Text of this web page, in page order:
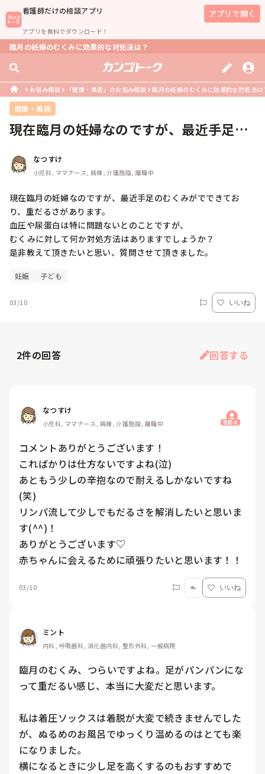
看護師だけの相談アプリ
アプリを無料でダウンロード！
アプリで開く
臨月の妊婦のむくみに効果的な対処法は？
お悩み相談 「健康・美容」のお悩み相談 臨月の妊婦のむくみに効果的な対処法は
健康・美容
現在臨月の妊婦なのですが、最近手足の
なつすけ
小児科, ママナース, 病棟, 介護施設, 離職中
現在臨月の妊婦なのですが、最近手足のむくみがでできてお
り、重だるさがあります。
血圧や尿蛋白は特に問題ないとのことですが、
むくみに対して何か対処方法はありますでしょうか？
妊娠 子ども
03/10 いいね
2件の回答 回答する
なつすけ
小児科, ママナース, 病棟, 介護施設, 離職中 質問主
コメントありがとうございます！
こればかりは仕方ないですよね(泣)
あともう少しの辛抱なので耐えるしかないですね
(笑)
リンパ流して少しでもだるさを解消したいと思いま
す(^^)！
ありがとうございます♡
赤ちゃんに会えるために頑張りたいと思います！！
03/10 いいね
ミント
内科, 呼吸器科, 消化器内科, 整形外科, 一般病院
臨月のむくみ、つらいですよね。足がパンパンにな
って重だるい感じ、本当に大変だと思います。
私は着圧ソックスは着脱が大変で続きませんでした
が、ぬるめのお風呂でゆっくり温めるのはとても楽
になりました。
横になるときに少し足を高くするのもおすすめで